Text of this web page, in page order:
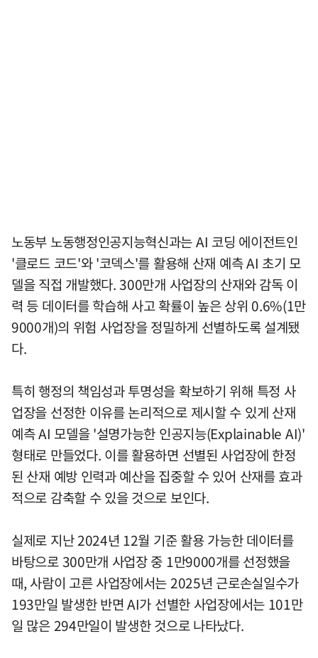
노동부 노동행정인공지능혁신과는 AI 코딩 에이전트인
'클로드 코드'와 '코덱스'를 활용해 산재 예측 AI 초기 모
델을 직접 개발했다. 300만개 사업장의 산재와 감독 이
력 등 데이터를 학습해 사고 확률이 높은 상위 0.6%(1만
9000개)의 위험 사업장을 정밀하게 선별하도록 설계됐
다.
특히 행정의 책임성과 투명성을 확보하기 위해 특정 사
업장을 선정한 이유를 논리적으로 제시할 수 있게 산재
예측 AI 모델을 '설명가능한 인공지능(Explainable AI)'
형태로 만들었다. 이를 활용하면 선별된 사업장에 한정
된 산재 예방 인력과 예산을 집중할 수 있어 산재를 효과
적으로 감축할 수 있을 것으로 보인다.
실제로 지난 2024년 12월 기준 활용 가능한 데이터를
바탕으로 300만개 사업장 중 1만9000개를 선정했을
때, 사람이 고른 사업장에서는 2025년 근로손실일수가
193만일 발생한 반면 AI가 선별한 사업장에서는 101만
일 많은 294만일이 발생한 것으로 나타났다.